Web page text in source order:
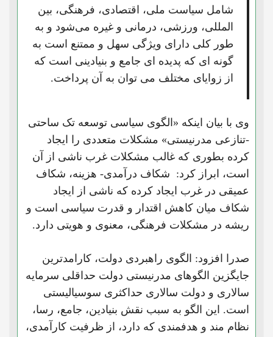
شامل سیاست ملی، اقتصادی، فرهنگی، بین
المللی، ورزشی، درمانی و غیره می‌شود و به
طور کلی دارای ویژگی سهل و ممتنع است به
گونه ای که پدیده ای جامع و بنیادینی است که
از زوایای مختلف می توان به آن پرداخت.
وی با بیان اینکه «الگوی سیاسی توسعه تک ساحتی
-تنازعی مدرنیستی» مشکلات متعددی را ایجاد
کرده بطوری که غالب مشکلات غرب ناشی از آن
است، ابراز کرد: شکاف درآمدی- هزینه‌، شکاف
عمیقی در غرب ایجاد کرده که ناشی از ایجاد
شکاف میان کاهش اقتدار و قدرت سیاسی است و
ریشه در مشکلات فرهنگی، معنوی و هویتی دارد.
صدرا افزود: الگوی راهبردی دولت، کارامدترین
جایگزین الگوهای مدرنیستی دولت حداقلی سرمایه
سالاری و دولت سالاری حداکثری سوسیالیستی
است. این الگو به سبب نقش بنیادین، جامع، رسا،
نظام مند و هدفمندی که دارد، از ظرفیت کارآمدی،